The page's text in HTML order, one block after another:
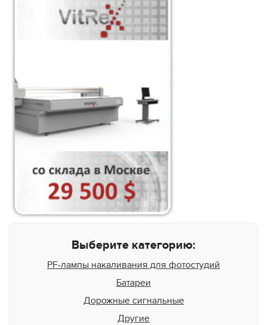
Выберите категорию:
PF-лампы накаливания для фотостудий
Батареи
Дорожные сигнальные
Другие